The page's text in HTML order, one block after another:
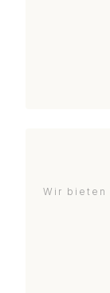
Wir bieten